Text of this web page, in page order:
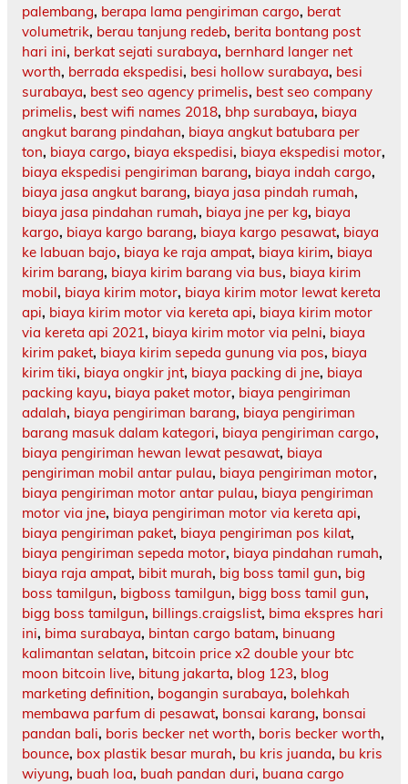
palembang, berapa lama pengiriman cargo, berat
volumetrik, berau tanjung redeb, berita bontang post
hari ini, berkat sejati surabaya, bernhard langer net
worth, berrada ekspedisi, besi hollow surabaya, besi
surabaya, best seo agency primelis, best seo company
primelis, best wifi names 2018, bhp surabaya, biaya
angkut barang pindahan, biaya angkut batubara per
ton, biaya cargo, biaya ekspedisi, biaya ekspedisi motor,
biaya ekspedisi pengiriman barang, biaya indah cargo,
biaya jasa angkut barang, biaya jasa pindah rumah,
biaya jasa pindahan rumah, biaya jne per kg, biaya
kargo, biaya kargo barang, biaya kargo pesawat, biaya
ke labuan bajo, biaya ke raja ampat, biaya kirim, biaya
kirim barang, biaya kirim barang via bus, biaya kirim
mobil, biaya kirim motor, biaya kirim motor lewat kereta
api, biaya kirim motor via kereta api, biaya kirim motor
via kereta api 2021, biaya kirim motor via pelni, biaya
kirim paket, biaya kirim sepeda gunung via pos, biaya
kirim tiki, biaya ongkir jnt, biaya packing di jne, biaya
packing kayu, biaya paket motor, biaya pengiriman
adalah, biaya pengiriman barang, biaya pengiriman
barang masuk dalam kategori, biaya pengiriman cargo,
biaya pengiriman hewan lewat pesawat, biaya
pengiriman mobil antar pulau, biaya pengiriman motor,
biaya pengiriman motor antar pulau, biaya pengiriman
motor via jne, biaya pengiriman motor via kereta api,
biaya pengiriman paket, biaya pengiriman pos kilat,
biaya pengiriman sepeda motor, biaya pindahan rumah,
biaya raja ampat, bibit murah, big boss tamil gun, big
boss tamilgun, bigboss tamilgun, bigg boss tamil gun,
bigg boss tamilgun, billings.craigslist, bima ekspres hari
ini, bima surabaya, bintan cargo batam, binuang
kalimantan selatan, bitcoin price x2 double your btc
moon bitcoin live, bitung jakarta, blog 123, blog
marketing definition, bogangin surabaya, bolehkah
membawa parfum di pesawat, bonsai karang, bonsai
pandan bali, boris becker net worth, boris becker worth,
bounce, box plastik besar murah, bu kris juanda, bu kris
wiyung, buah loa, buah pandan duri, buana cargo